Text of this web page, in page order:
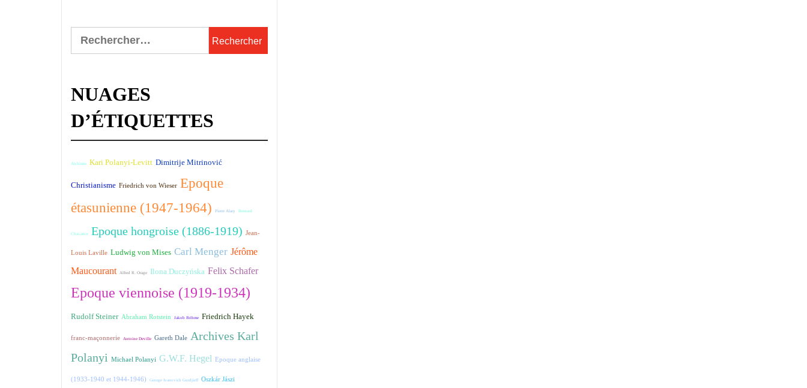
Rechercher :
NUAGES
D’ÉTIQUETTES
Alchimie Kari Polanyi-Levitt Dimitrije Mitrinović
Christianisme Friedrich von Wieser Epoque
étasunienne (1947-1964)
Pierre Alary Bernard
Chavance Epoque hongroise (1886-1919) Jean-
Louis Laville Ludwig von Mises Carl Menger Jérôme
Maucourant
Alfred R. Orage Ilona Duczyńska Felix Schafer
Epoque viennoise (1919-1934)
Rudolf Steiner Abraham Rotstein Jakob Böhme Friedrich Hayek
franc-maçonnerie Antoine Deville Gareth Dale
Archives Karl
Polanyi
Michael Polanyi G.W.F. Hegel Epoque anglaise
(1933-1940 et 1944-1946) George Ivanovich Gurdjieff Oszkár Jászi